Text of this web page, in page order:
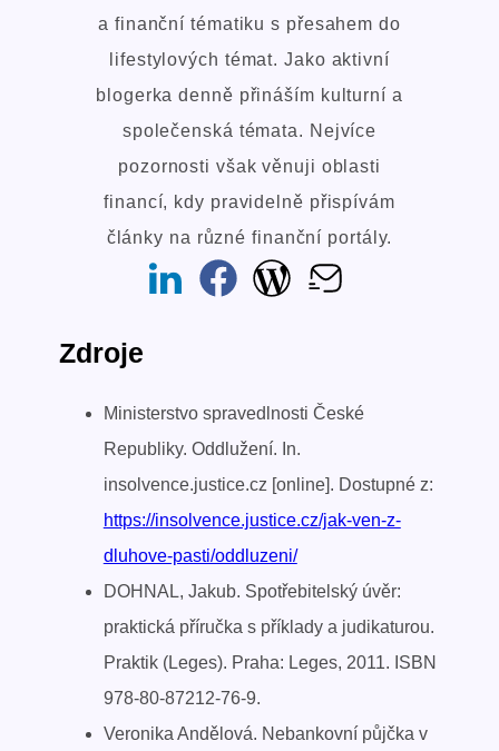
a finanční tématiku s přesahem do
lifestylových témat. Jako aktivní
blogerka denně přináším kulturní a
společenská témata. Nejvíce
pozornosti však věnuji oblasti
financí, kdy pravidelně přispívám
články na různé finanční portály.
Zdroje
Ministerstvo spravedlnosti České
Republiky. Oddlužení. In.
insolvence.justice.cz [online]. Dostupné z:
https://insolvence.justice.cz/jak-ven-z-
dluhove-pasti/oddluzeni/
DOHNAL, Jakub. Spotřebitelský úvěr:
praktická příručka s příklady a judikaturou.
Praktik (Leges). Praha: Leges, 2011. ISBN
978-80-87212-76-9.
Veronika Andělová. Nebankovní půjčka v